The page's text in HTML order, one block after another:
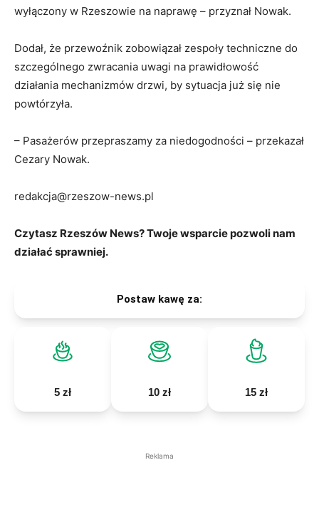
wyłączony w Rzeszowie na naprawę – przyznał Nowak.
Dodał, że przewoźnik zobowiązał zespoły techniczne do
szczególnego zwracania uwagi na prawidłowość
działania mechanizmów drzwi, by sytuacja już się nie
powtórzyła.
– Pasażerów przepraszamy za niedogodności – przekazał
Cezary Nowak.
redakcja@rzeszow-news.pl
Czytasz Rzeszów News? Twoje wsparcie pozwoli nam
działać sprawniej.
Postaw kawę za:
5 zł 10 zł 15 zł
Reklama